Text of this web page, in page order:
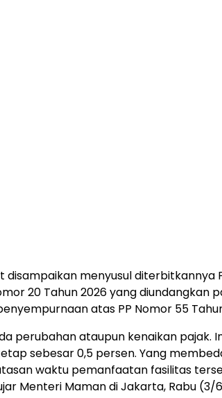
disampaikan menyusul diterbitkannya
20 Tahun 2026 yang diundangkan
atas PP Nomor 55
perubahan ataupun kenaikan pajak.
sebesar 0,5 persen. Yang
waktu pemanfaatan fasilitas
Menteri Maman di Jakarta, Rabu (3/